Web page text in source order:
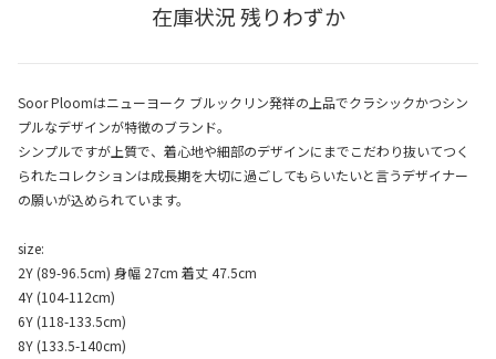
在庫状況 残りわずか
Soor Ploomはニューヨーク ブルックリン発祥の上品でクラシックかつシン
プルなデザインが特徴のブランド。
シンプルですが上質で、着心地や細部のデザインにまでこだわり抜いてつく
られたコレクションは成長期を大切に過ごしてもらいたいと言うデザイナー
の願いが込められています。
size:
2Y (89-96.5cm) 身幅 27cm 着丈 47.5cm
4Y (104-112cm)
6Y (118-133.5cm)
8Y (133.5-140cm)